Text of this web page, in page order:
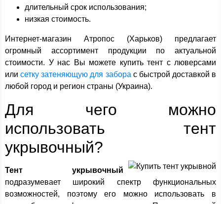
длительный срок использования;
низкая стоимость.
Интернет-магазин Атропос (Харьков) предлагает
огромный ассортимент продукции по актуальной
стоимости. У нас Вы можете купить тент с люверсами
илисетку затеняющую для забора с быстрой доставкой в
любой город и регион страны (Украина).
Для чего можно
использовать тент
укрывочный?
Тент укрывочный
подразумевает широкий спектр функциональных
возможностей, поэтому его можно использовать в